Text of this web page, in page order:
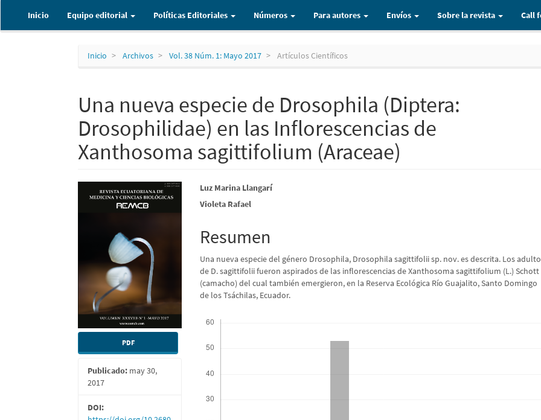
principal
Contenido
Inicio Equipo editorial Políticas Editoriales Números Para autores Envíos Sobre la revista Call
Inicio Archivos Vol. 38 Núm. 1: Mayo 2017 Artículos Científicos
Una nueva especie de Drosophila (Diptera:
Drosophilidae) en las Inflorescencias de
Xanthosoma sagittifolium (Araceae)
Barra
lateral
artículo
PDF
Publicado: may 30,
2017
DOI:
Contenido
principal
del
artículo
Luz Marina Llangarí
Violeta Rafael
Resumen
Una nueva especie del género Drosophila, Drosophila sagittifolii sp. nov. es descrita. Los
de D. sagittifolii fueron aspirados de las inflorescencias de Xanthosoma sagittifolium (L.) Schott
(camacho) del cual también emergieron, en la Reserva Ecológica Río Guajalito, Santo Domingo
de los Tsáchilas, Ecuador.